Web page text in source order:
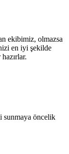
ekibimiz, olmazsa
en iyi şekilde
sunmaya öncelik